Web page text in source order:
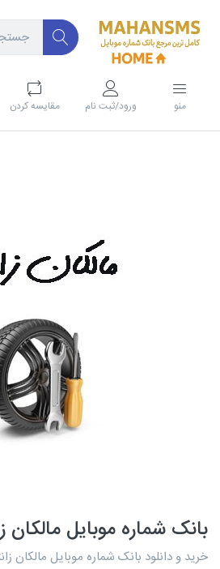
منو ورود/ثبت نام مقايسه كردن
بانک شماره موبایل مالکان
خرید و دانلود بانک شماره موبایل مالکان